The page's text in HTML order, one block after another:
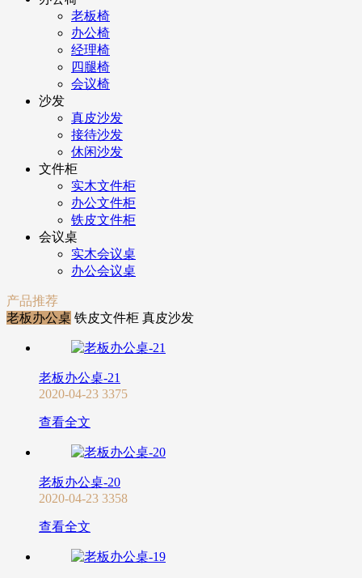
老板椅
办公椅
经理椅
四腿椅
会议椅
沙发
真皮沙发
接待沙发
休闲沙发
文件柜
实木文件柜
办公文件柜
铁皮文件柜
会议桌
实木会议桌
办公会议桌
产品推荐
老板办公桌 铁皮文件柜 真皮沙发
老板办公桌-21
2020-04-23 3375
查看全文
老板办公桌-20
2020-04-23 3358
查看全文